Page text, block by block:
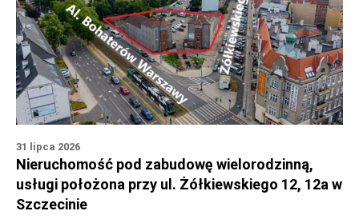
31 lipca 2026
Nieruchomość pod zabudowę wielorodzinną,
usługi położona przy ul. Żółkiewskiego 12, 12a w
Szczecinie